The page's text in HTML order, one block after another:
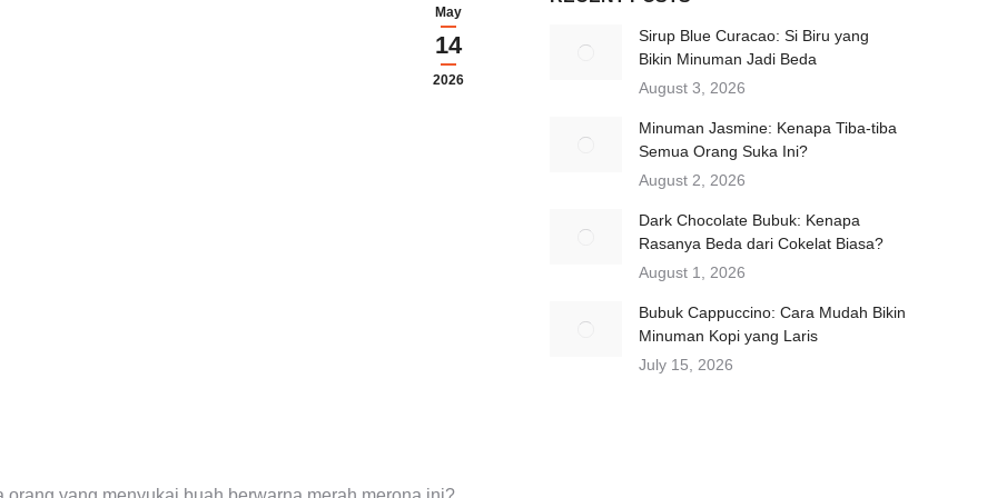
May
14
2026
Sirup Blue Curacao: Si Biru yang
Bikin Minuman Jadi Beda
August 3, 2026
Minuman Jasmine: Kenapa Tiba-tiba
Semua Orang Suka Ini?
August 2, 2026
Dark Chocolate Bubuk: Kenapa
Rasanya Beda dari Cokelat Biasa?
August 1, 2026
Bubuk Cappuccino: Cara Mudah Bikin
Minuman Kopi yang Laris
July 15, 2026